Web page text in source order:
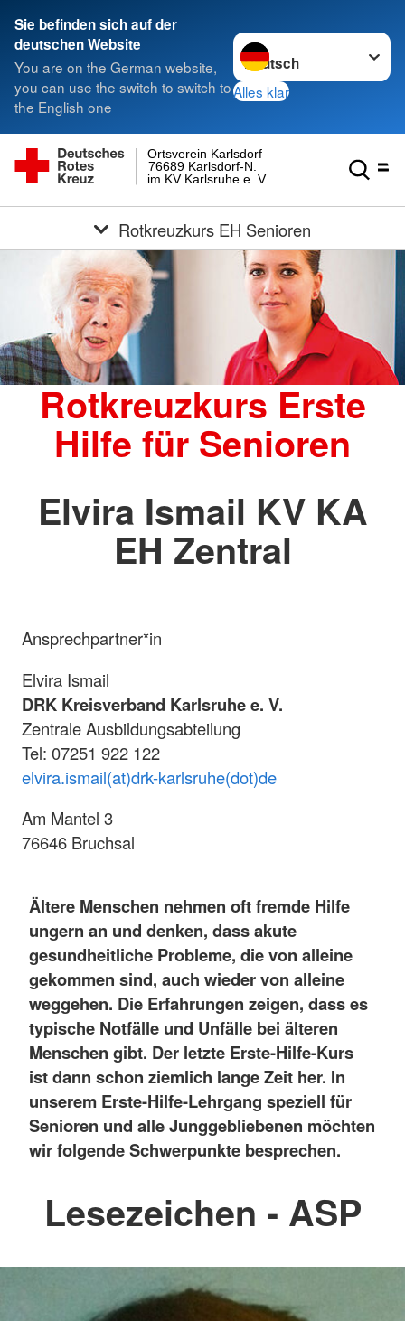
Sie befinden sich auf der
deutschen Website
You are on the German website,
you can use the switch to switch to
the English one
Sprache wechseln zu
Alles klar
im KV Karlsruhe e. V.
76689 Karlsdorf-N.
Ortsverein Karlsdorf
Rotkreuzkurs EH Senioren
Rotkreuzkurs Erste
Hilfe für Senioren
Elvira Ismail KV KA
EH Zentral
Ansprechpartner*in
Elvira Ismail
DRK Kreisverband Karlsruhe e. V.
Zentrale Ausbildungsabteilung
Tel: 07251 922 122
elvira.ismail(at)drk-karlsruhe(dot)de
Am Mantel 3
76646 Bruchsal
Ältere Menschen nehmen oft fremde Hilfe
ungern an und denken, dass akute
gesundheitliche Probleme, die von alleine
gekommen sind, auch wieder von alleine
weggehen. Die Erfahrungen zeigen, dass es
typische Notfälle und Unfälle bei älteren
Menschen gibt. Der letzte Erste-Hilfe-Kurs
ist dann schon ziemlich lange Zeit her. In
unserem Erste-Hilfe-Lehrgang speziell für
Senioren und alle Junggebliebenen möchten
wir folgende Schwerpunkte besprechen.
Lesezeichen - ASP